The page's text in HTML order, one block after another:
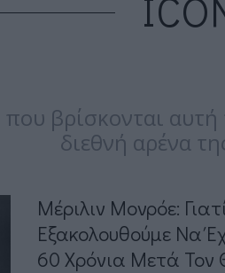
βρίσκονται αυτή
διεθνή αρένα
Μέριλιν Μονρόε:
Εξακολουθούμε Να
60 Χρόνια Μετά Τον